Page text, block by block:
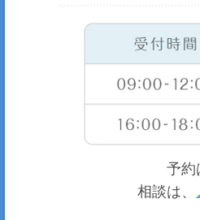
予約
相談は、